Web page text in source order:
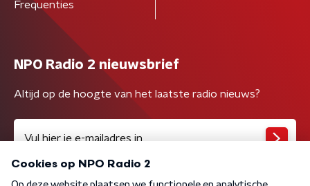
Frequenties
NPO Radio 2 nieuwsbrief
Altijd op de hoogte van het laatste radio nieuws?